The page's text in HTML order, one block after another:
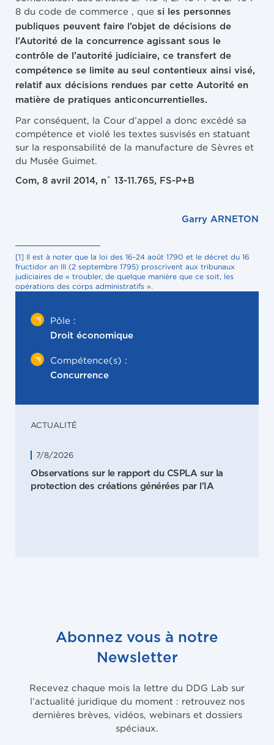
Pôle :
Droit économique
Compétence(s) :
Concurrence
ACTUALITÉ
7/8/2026
Observations sur le rapport du CSPLA sur la
protection des créations générées par l’IA
8 du code de commerce , que si les personnes
publiques peuvent faire l’objet de décisions de
l’Autorité de la concurrence agissant sous le
contrôle de l’autorité judiciaire, ce transfert de
compétence se limite au seul contentieux ainsi visé,
relatif aux décisions rendues par cette Autorité en
matière de pratiques anticoncurrentielles.
Par conséquent, la Cour d’appel a donc excédé sa
compétence et violé les textes susvisés en statuant
sur la responsabilité de la manufacture de Sèvres et
du Musée Guimet.
Com, 8 avril 2014, n˚ 13-11.765, FS-P+B
Garry ARNETON
[1] Il est à noter que la loi des 16-24 août 1790 et le décret du 16
fructidor an III (2 septembre 1795) proscrivent aux tribunaux
judiciaires de « troubler, de quelque manière que ce soit, les
opérations des corps administratifs ».
Abonnez vous à notre
Newsletter
Recevez chaque mois la lettre du DDG Lab sur
l’actualité juridique du moment : retrouvez nos
dernières brèves, vidéos, webinars et dossiers
spéciaux.